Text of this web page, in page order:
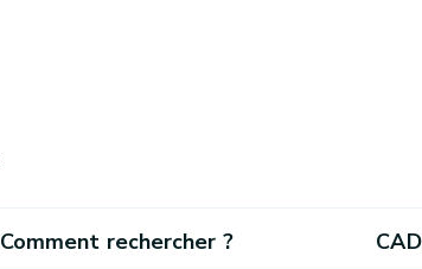
Comment rechercher ?